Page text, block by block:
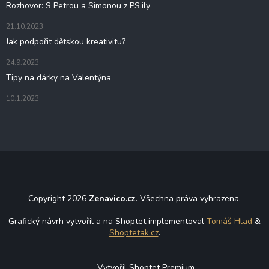
Rozhovor: S Petrou a Simonou z PS.ily
21.10.2023
Jak podpořit dětskou kreativitu?
24.9.2023
Tipy na dárky na Valentýna
10.1.2023
Copyright 2026 Zenavico.cz. Všechna práva vyhrazena.
Grafický návrh vytvořil a na Shoptet implementoval Tomáš Hlad &
Shoptetak.cz.